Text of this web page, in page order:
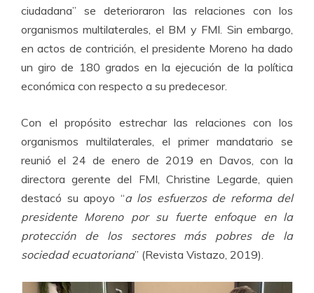
ciudadana” se deterioraron las relaciones con los
organismos multilaterales, el BM y FMI. Sin embargo,
en actos de contrición, el presidente Moreno ha dado
un giro de 180 grados en la ejecución de la política
económica con respecto a su predecesor.
Con el propósito estrechar las relaciones con los
organismos multilaterales, el primer mandatario se
reunió el 24 de enero de 2019 en Davos, con la
directora gerente del FMI, Christine Legarde, quien
destacó su apoyo “a los esfuerzos de reforma del
presidente Moreno por su fuerte enfoque en la
protección de los sectores más pobres de la
sociedad ecuatoriana” (Revista Vistazo, 2019).